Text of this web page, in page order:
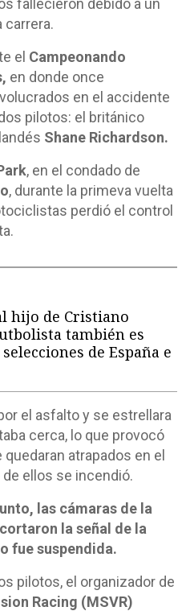
fallecieron debido a un
carrera.
el Campeonando
en donde once
en el accidente
pilotos: el británico
Shane Richardson.
, en el condado de
, durante la primeva vuelta
perdió el control
hijo de Cristiano
también es
de España e
el asfalto y se estrellara
cerca, lo que provocó
atrapados en el
ellos se incendió.
las cámaras de la
la señal de la
fue suspendida.
pilotos, el organizador de
Racing (MSVR)